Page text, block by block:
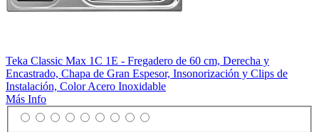
Teka Classic Max 1C 1E - Fregadero de 60 cm, Derecha y
Encastrado, Chapa de Gran Espesor, Insonorización y Clips de
Instalación, Color Acero Inoxidable
Más Info